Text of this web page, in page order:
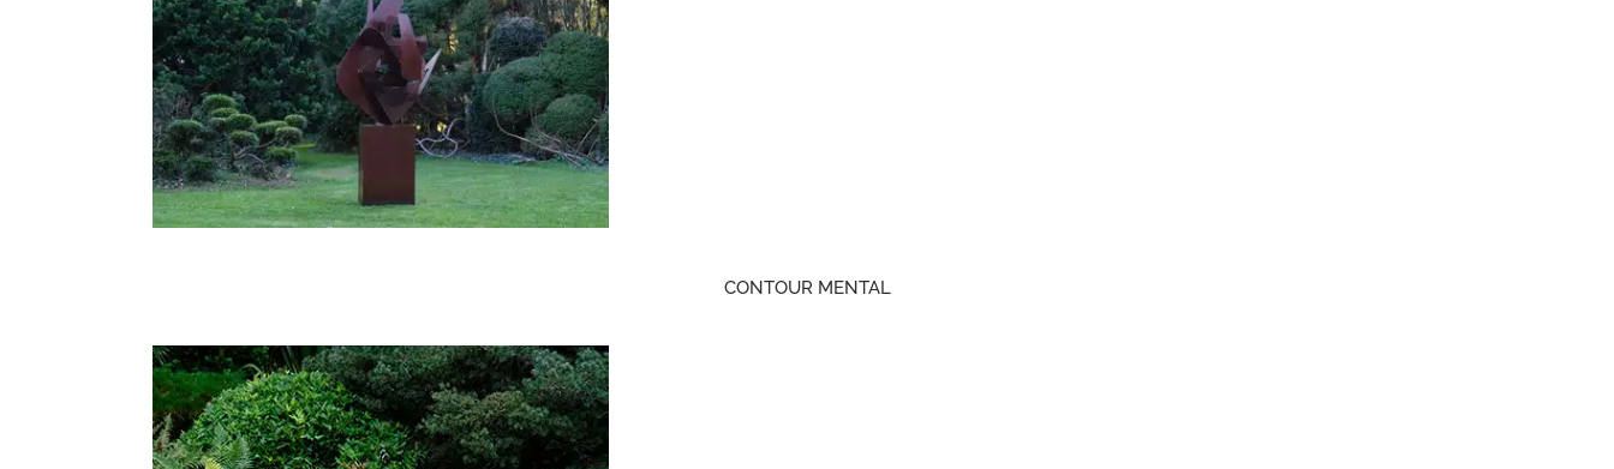
CONTOUR MENTAL